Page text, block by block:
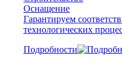
Оснащение
Гарантируем
технологических
Подробности